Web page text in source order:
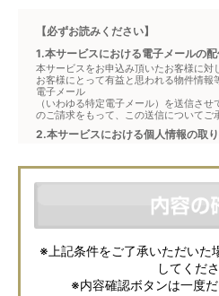
【必ずお読みください】
1.本サービスにおける電子メールの
本サービスをお申込み頂いたお客様に対
お客様にとって有益と思われる物件情報
電子メール
（いわゆる特定電子メール）を送信さ
のご請求をもって、この送信についてご
2.本サービスにおける個人情報の取
本フォームからお客様が記入・登録され
などの資料送付・電子メールの送信・電
動産会社が利用・保管します。資料請求
の取扱いについては、各不動産会社に直
また、上記とは別にメジャーセブンでは
に、お客様の個人情報をサービスご利用
ます。 ご記入の内容が不明瞭で資料を
本サービスを円滑に運用するために必
ブンから確認のご連絡をさせていただく
ご了承ください。
メジャーセブンの個人情報の取扱い方針
※上記条件をご了承いただいた
してくださ
※内容確認ボタンは一度だ